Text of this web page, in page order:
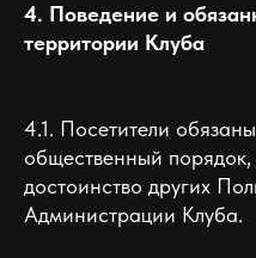
4. Поведение и
территории Клуба
4.1. Посетители
общественный
достоинство других
Администрации Клуба.